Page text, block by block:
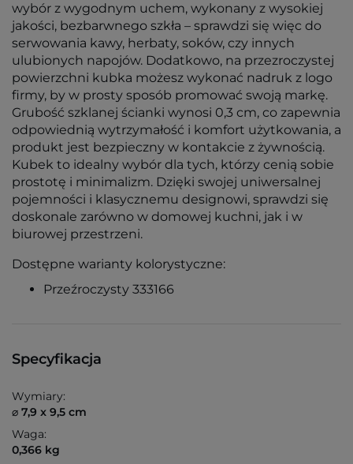
wybór z wygodnym uchem, wykonany z wysokiej
jakości, bezbarwnego szkła – sprawdzi się więc do
serwowania kawy, herbaty, soków, czy innych
ulubionych napojów. Dodatkowo, na przezroczystej
powierzchni kubka możesz wykonać nadruk z logo
firmy, by w prosty sposób promować swoją markę.
Grubość szklanej ścianki wynosi 0,3 cm, co zapewnia
odpowiednią wytrzymałość i komfort użytkowania, a
produkt jest bezpieczny w kontakcie z żywnością.
Kubek to idealny wybór dla tych, którzy cenią sobie
prostotę i minimalizm. Dzięki swojej uniwersalnej
pojemności i klasycznemu designowi, sprawdzi się
doskonale zarówno w domowej kuchni, jak i w
biurowej przestrzeni.
Dostępne warianty kolorystyczne:
Przeźroczysty 333166
Specyfikacja
Wymiary:
⌀ 7,9 x 9,5 cm
Waga:
0,366 kg